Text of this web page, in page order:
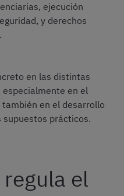
ejecución
y derechos
en las distintas
en el
en el desarrollo
supuestos prácticos.
regula el